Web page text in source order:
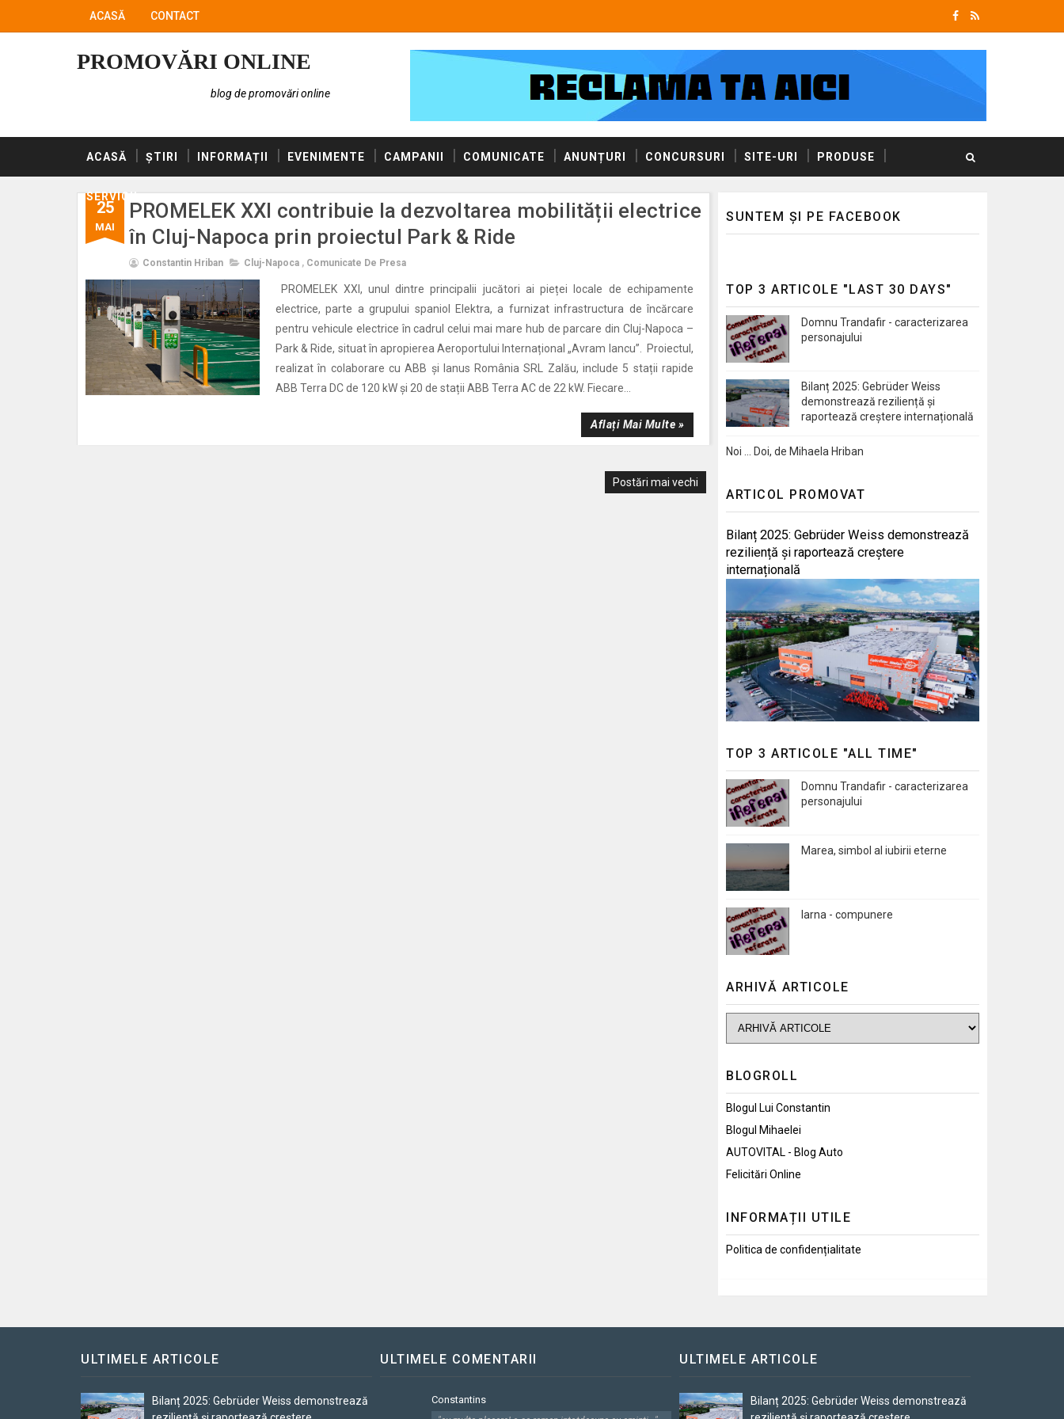
ACASĂ CONTACT
PROMOVĂRI ONLINE
blog de promovări online
ACASĂ ȘTIRI INFORMAȚII EVENIMENTE CAMPANII COMUNICATE ANUNȚURI CONCURSURI SITE-URI PRODUSE
SERVICII
25
MAI
PROMELEK XXI contribuie la dezvoltarea mobilității electrice
în Cluj-Napoca prin proiectul Park & Ride
Constantin Hriban Cluj-Napoca , Comunicate De Presa
PROMELEK XXI, unul dintre principalii jucători ai pieței locale de echipamente
electrice, parte a grupului spaniol Elektra, a furnizat infrastructura de încărcare
pentru vehicule electrice în cadrul celui mai mare hub de parcare din Cluj-Napoca –
Park & Ride, situat în apropierea Aeroportului Internațional „Avram Iancu”.​ Proiectul,
realizat în colaborare cu ABB și Ianus România SRL Zalău, include 5 stații rapide
ABB Terra DC de 120 kW și 20 de stații ABB Terra AC de 22 kW. Fiecare...
Aflați Mai Multe »
Postări mai vechi
SUNTEM ȘI PE FACEBOOK
TOP 3 ARTICOLE "LAST 30 DAYS"
Domnu Trandafir - caracterizarea
personajului
Bilanț 2025: Gebrüder Weiss
demonstrează reziliență și
raportează creștere internațională
Noi … Doi, de Mihaela Hriban
ARTICOL PROMOVAT
Bilanț 2025: Gebrüder Weiss demonstrează
reziliență și raportează creștere
internațională
TOP 3 ARTICOLE "ALL TIME"
Domnu Trandafir - caracterizarea
personajului
Marea, simbol al iubirii eterne
Iarna - compunere
ARHIVĂ ARTICOLE
BLOGROLL
Blogul Lui Constantin
Blogul Mihaelei
AUTOVITAL - Blog Auto
Felicitări Online
INFORMAȚII UTILE
Politica de confidențialitate
ULTIMELE ARTICOLE
Bilanț 2025: Gebrüder Weiss demonstrează
ULTIMELE COMENTARII
Constantins
ULTIMELE ARTICOLE
Bilanț 2025: Gebrüder Weiss demonstrează